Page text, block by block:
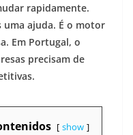
rapidamente.
uma ajuda. É o motor
Em Portugal, o
precisam de
show